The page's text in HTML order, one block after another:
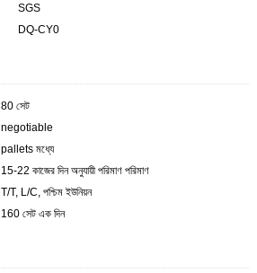
SGS
DQ-CY0
80 সেট
negotiable
pallets মধ্যে
15-22 কাজের দিন অনুযায়ী পরিমাণ পরিমাণ
T/T, L/C, পশ্চিম ইউনিয়ন
160 সেট এক দিন